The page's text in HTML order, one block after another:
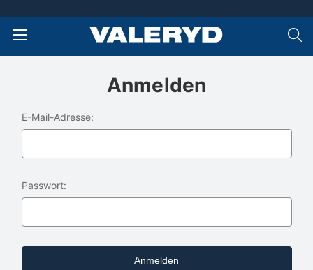
Anmelden
E-Mail-Adresse:
Passwort: